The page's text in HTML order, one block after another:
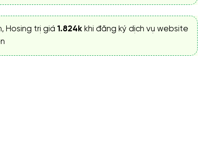
Hosing trị giá1.824k khi đăng ký dịch vụ website